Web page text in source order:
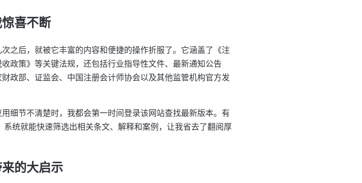
喜不断
之后，就被它丰富的内容和便捷的操作折服了。它涵盖了《注
政策》等关键法规，还包括行业指导性文件、最新通知公告
部、证监会、中国注册会计师协会以及其他监管机构官方发
细节不清楚时，我都会第一时间登录该网站查找最新版本。有
系统就能快速筛选出相关条文、解释和案例，让我省去了翻阅厚
的大启示